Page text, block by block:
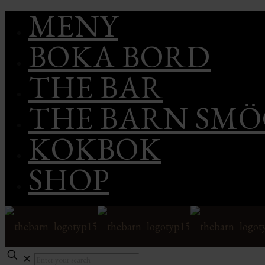
MENY
BOKA BORD
THE BAR
THE BARN
KOKBOK
SHOP
✕